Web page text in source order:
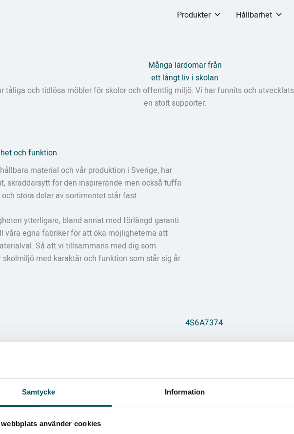
Samtycke Information
webbplats använder cookies
Produkter Hållbarhet
Många lärdomar från
ett långt liv i skolan
tåliga och tidlösa möbler för skolor och offentlig miljö. Vi har funnits och
en stolt supporter.
och funktion
material och vår produktion i Sverige, har
skräddarsytt för den inspirerande men också tuffa
stora delar av sortimentet står fast.
ytterligare, bland annat med förlängd garanti.
våra egna fabriker för att öka möjligheterna att
Så att vi tillsammans med dig som
med karaktär och funktion som står sig år